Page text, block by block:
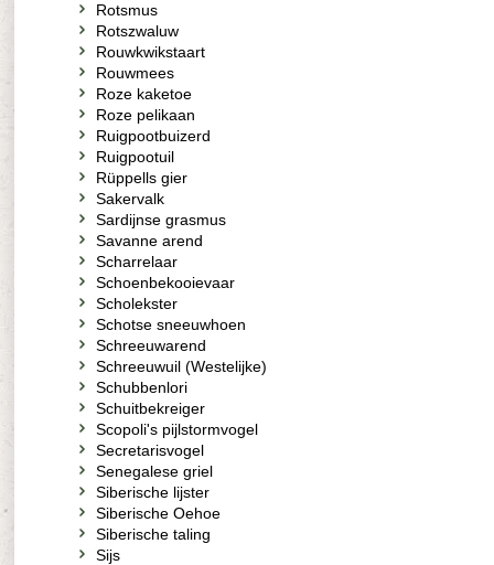
Rotsmus
Rotszwaluw
Rouwkwikstaart
Rouwmees
Roze kaketoe
Roze pelikaan
Ruigpootbuizerd
Ruigpootuil
Rüppells gier
Sakervalk
Sardijnse grasmus
Savanne arend
Scharrelaar
Schoenbekooievaar
Scholekster
Schotse sneeuwhoen
Schreeuwarend
Schreeuwuil (Westelijke)
Schubbenlori
Schuitbekreiger
Scopoli's pijlstormvogel
Secretarisvogel
Senegalese griel
Siberische lijster
Siberische Oehoe
Siberische taling
Sijs